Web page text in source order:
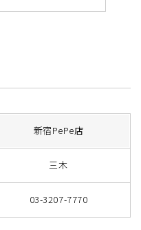
新宿PePe店
三木
03-3207-7770